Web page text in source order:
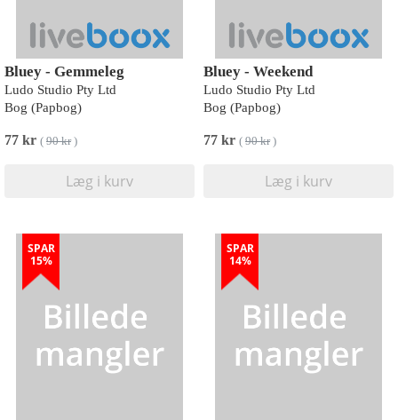
Bluey - Gemmeleg
Ludo Studio Pty Ltd
Bog (Papbog)
77 kr ( 90 kr)
Læg i kurv
Bluey - Weekend
Ludo Studio Pty Ltd
Bog (Papbog)
77 kr ( 90 kr)
Læg i kurv
SPAR
15%
SPAR
14%